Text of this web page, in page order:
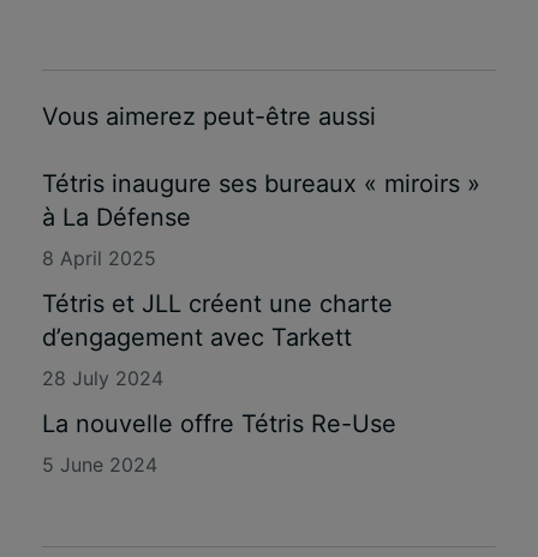
Vous aimerez peut-être aussi
Tétris inaugure ses bureaux « miroirs »
à La Défense
8 April 2025
Tétris et JLL créent une charte
d’engagement avec Tarkett
28 July 2024
La nouvelle offre Tétris Re-Use
5 June 2024